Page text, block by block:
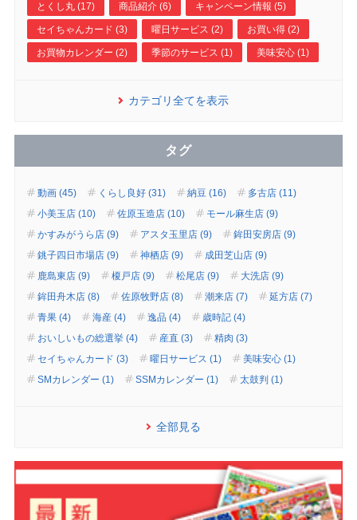
とくし丸 (17) 商品紹介 (6) キャンペーン情報 (5)
セイちゃんカード (3) 曜日サービス (2) お買い得 (2)
お買物カレンダー (2) 季節のサービス (1) 美味安心 (1)
カテゴリ全てを表示
タグ
動画 (45) くらし良好 (31) 納豆 (16)
多古店 (11)
小美玉店 (10)
佐原玉造店 (10)
モール麻生店 (9)
かすみがうら店 (9)
アスタ玉里店 (9)
鉾田安房店 (9)
銚子四日市場店 (9)
神栖店 (9)
成田芝山店 (9)
鹿島東店 (9)
榎戸店 (9) 松尾店 (9)
大洗店 (9)
鉾田舟木店 (8)
佐原牧野店 (8) 潮来店 (7)
延方店 (7)
青果 (4)
海産 (4) 逸品 (4)
歳時記 (4)
おいしいもの総選挙 (4)
産直 (3)
精肉 (3)
セイちゃんカード (3)
曜日サービス (1)
美味安心 (1)
SMカレンダー (1)
SSMカレンダー (1) 太鼓判 (1)
全部見る